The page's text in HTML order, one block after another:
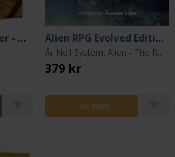
Drakar och Demoner - Monsterboken Alien RPG Evolved Edition: Operation Leading Edge
År Noll System: Alien - The Roleplaying Game
379 kr
Läs mer